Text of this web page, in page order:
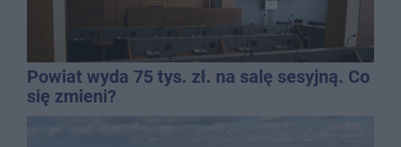
Powiat wyda 75 tys. zł. na salę sesyjną. Co
się zmieni?